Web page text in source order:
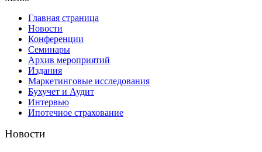
Главная страница
Новости
Конференции
Семинары
Архив мероприятий
Издания
Маркетинговые исследования
Бухучет и Аудит
Интервью
Ипотечное страхование
Новости